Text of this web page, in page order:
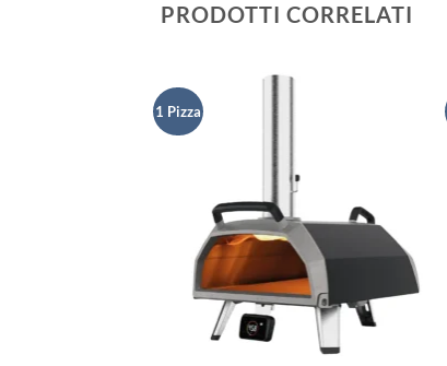
PRODOTTI CORRELATI
1 Pizza